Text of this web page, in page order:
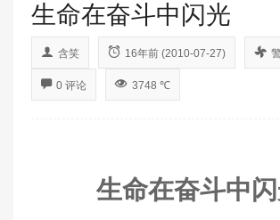
生命在奋斗中闪光
含笑 16年前 (2010-07-27)
0 评论 3748 ℃
生命在奋斗中